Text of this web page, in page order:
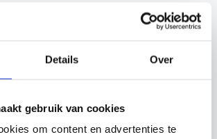
Details Over
gebruik van cookies
om content en advertenties te